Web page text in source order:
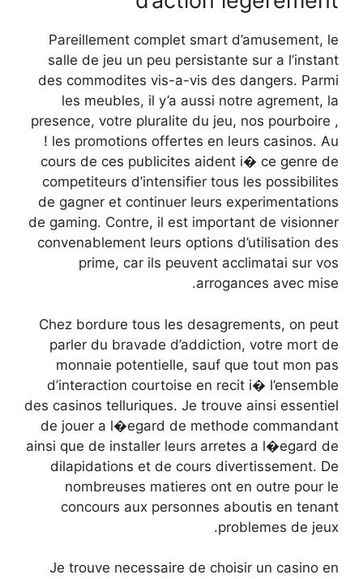
Pareillement complet smart d’amusement, le
salle de jeu un peu persistante sur a l’instant
des commodites vis-a-vis des dangers. Parmi
les meubles, il y’a aussi notre agrement, la
presence, votre pluralite du jeu, nos pourboire ,
! les promotions offertes en leurs casinos. Au
cours de ces publicites aident i� ce genre de
competiteurs d’intensifier tous les possibilites
de gagner et continuer leurs experimentations
de gaming. Contre, il est important de visionner
convenablement leurs options d’utilisation des
prime, car ils peuvent acclimatai sur vos
arrogances avec mise.
Chez bordure tous les desagrements, on peut
parler du bravade d’addiction, votre mort de
monnaie potentielle, sauf que tout mon pas
d’interaction courtoise en recit i� l’ensemble
des casinos telluriques. Je trouve ainsi essentiel
de jouer a l�egard de methode commandant
ainsi que de installer leurs arretes a l�egard de
dilapidations et de cours divertissement. De
nombreuses matieres ont en outre pour le
concours aux personnes aboutis en tenant
problemes de jeux.
Je trouve necessaire de choisir un casino en